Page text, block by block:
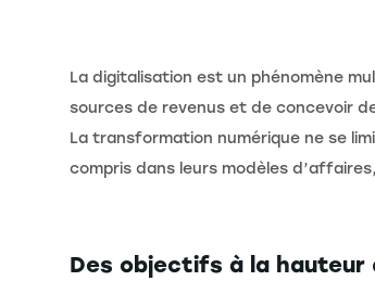
La digitalisation est un phénomène
sources de revenus et de concevoir
La transformation numérique ne se
compris dans leurs modèles
Des objectifs à la hauteur